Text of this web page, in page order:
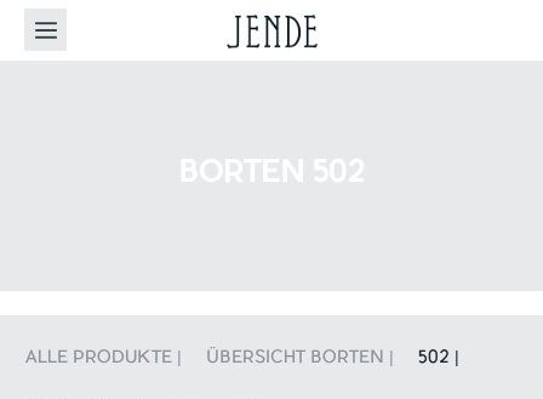
ALLE PRODUKTE | ÜBERSICHT BORTEN | 502 |